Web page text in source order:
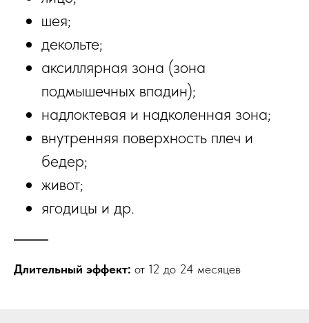
шея;
декольте;
аксиллярная зона (зона
подмышечных впадин);
надлоктевая и надколенная зона;
внутренняя поверхность плеч и
бедер;
живот;
ягодицы и др.
Длительный эффект: от 12 до 24 месяцев